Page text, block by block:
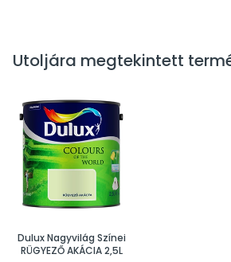
Utoljára megtekintett
Dulux Nagyvilág Színei
RÜGYEZŐ AKÁCIA 2,5L